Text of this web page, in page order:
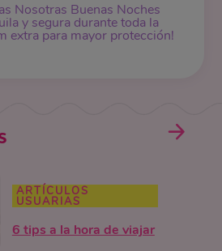
Nosotras Buenas Noches
y segura durante toda la
extra para mayor protección!
ARTÍCULOS
USUARIAS
6 tips a la hora de viajar